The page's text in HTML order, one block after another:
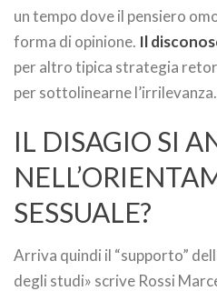
un tempo dove il pensiero
forma di opinione. Il
per altro tipica strategia
per sottolinearne
IL DISAGIO SI
SESSUALE?
Arriva quindi il “supporto”
degli studi» scrive Rossi